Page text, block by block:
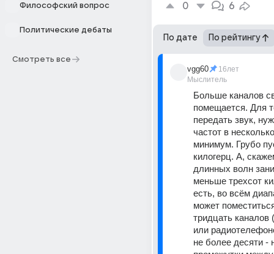
Философский вопрос
Политические дебаты
Смотреть все
0 6
По дате По рейтингу
vgg60
Мыслитель
16лет
Больше каналов
помещается. Для
передать звук,
частот в
минимум. Грубо
килогерц. А,
длинных волн
меньше трехсот
есть, во всём
может
тридцать каналов
или
не более десяти -